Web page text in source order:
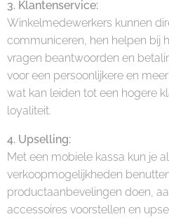
3. Klantenservice:
Winkelmedewerkers kunnen
communiceren, hen helpen bij
vragen beantwoorden en
voor een persoonlijkere en
wat kan leiden tot een hogere
loyaliteit.
4. Upselling:
Met een mobiele kassa kun je
verkoopmogelijkheden
productaanbevelingen doen,
accessoires voorstellen en